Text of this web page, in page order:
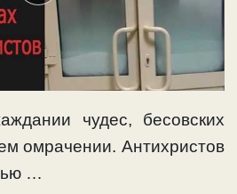
чудес, бесовских
омрачении. Антихристов
…